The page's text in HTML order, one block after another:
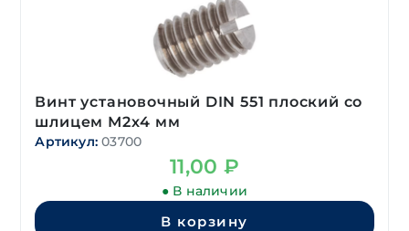
Винт установочный DIN 551 плоский со
шлицем М2х4 мм
Артикул: 03700
11,00 ₽
● В наличии
В корзину